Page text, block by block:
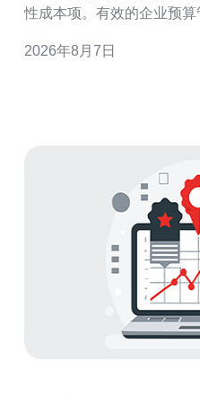
性成本项。有效的企业预
动责任制并支持精细化优化。 明确成本池与责任
2026年8月7日